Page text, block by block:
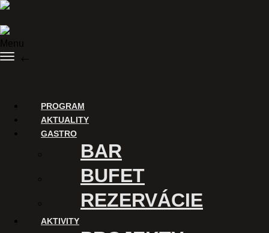
Skip to content
Menu
PROGRAM
AKTUALITY
GASTRO
BAR
BUFET
REZERVÁCIE
AKTIVITY